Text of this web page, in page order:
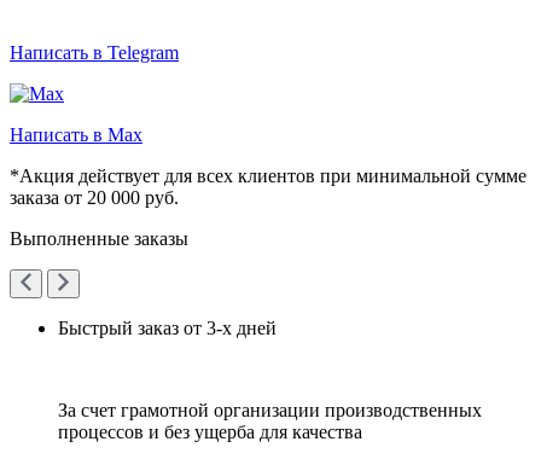
Написать в Telegram
Написать в Max
*Акция действует для всех клиентов при минимальной сумме
заказа от 20 000 руб.
Выполненные заказы
Быстрый заказ от 3-х дней
За счет грамотной организации производственных
процессов и без ущерба для качества